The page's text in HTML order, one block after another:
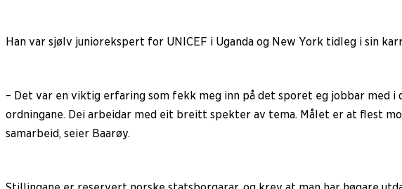
Han var sjølv juniorekspert for UNICEF i Uganda og New York tidleg i sin
– Det var en viktig erfaring som fekk meg inn på det sporet eg jobbar med
ordningane. Dei arbeidar med eit breitt spekter av tema. Målet er at flest
samarbeid, seier Baarøy.